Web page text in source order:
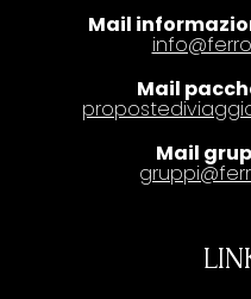
Mail
Mail
Mail